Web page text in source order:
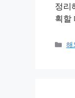
정리
획할
해